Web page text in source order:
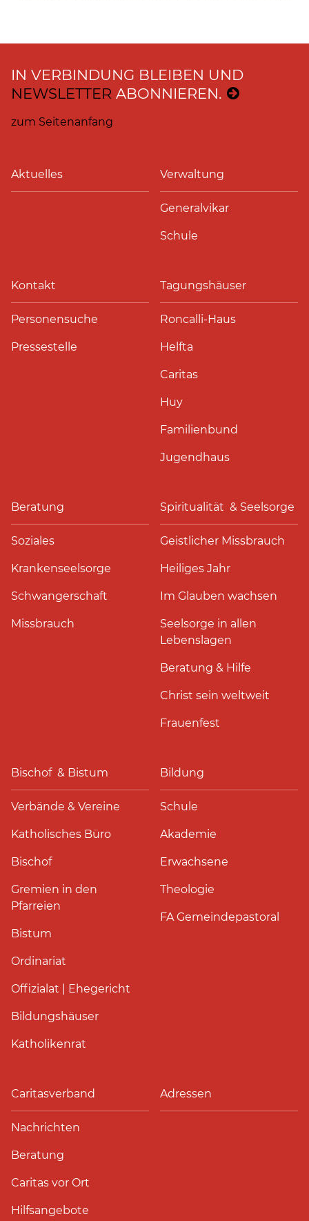
IN VERBINDUNG BLEIBEN UND
NEWSLETTER ABONNIEREN.
zum Seitenanfang
Aktuelles Verwaltung
Generalvikar
Schule
Kontakt
Personensuche
Pressestelle
Tagungshäuser
Roncalli-Haus
Helfta
Caritas
Huy
Familienbund
Jugendhaus
Beratung
Soziales
Krankenseelsorge
Schwangerschaft
Missbrauch
Spiritualität & Seelsorge
Geistlicher Missbrauch
Heiliges Jahr
Im Glauben wachsen
Seelsorge in allen
Lebenslagen
Beratung & Hilfe
Christ sein weltweit
Frauenfest
Bischof & Bistum
Verbände & Vereine
Katholisches Büro
Bischof
Gremien in den
Pfarreien
Bistum
Ordinariat
Offizialat | Ehegericht
Bildungshäuser
Katholikenrat
Bildung
Schule
Akademie
Erwachsene
Theologie
FA Gemeindepastoral
Caritasverband
Nachrichten
Beratung
Caritas vor Ort
Hilfsangebote
Adressen